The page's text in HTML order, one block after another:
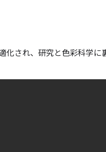
化され、研究と色彩科学に